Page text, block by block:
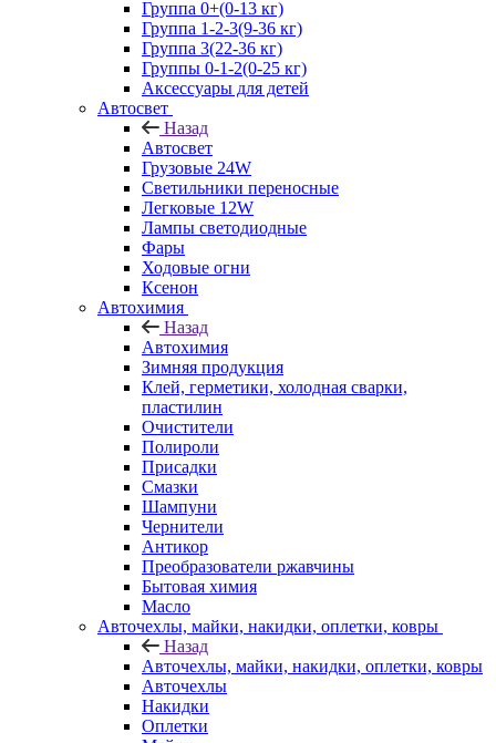
Группа 0+(0-13 кг)
Группа 1-2-3(9-36 кг)
Группа 3(22-36 кг)
Группы 0-1-2(0-25 кг)
Аксессуары для детей
Автосвет
Назад
Автосвет
Грузовые 24W
Светильники переносные
Легковые 12W
Лампы светодиодные
Фары
Ходовые огни
Ксенон
Автохимия
Назад
Автохимия
Зимняя продукция
Клей, герметики, холодная сварки,
пластилин
Очистители
Полироли
Присадки
Смазки
Шампуни
Чернители
Антикор
Преобразователи ржавчины
Бытовая химия
Масло
Авточехлы, майки, накидки, оплетки, ковры
Назад
Авточехлы, майки, накидки, оплетки, ковры
Авточехлы
Накидки
Оплетки